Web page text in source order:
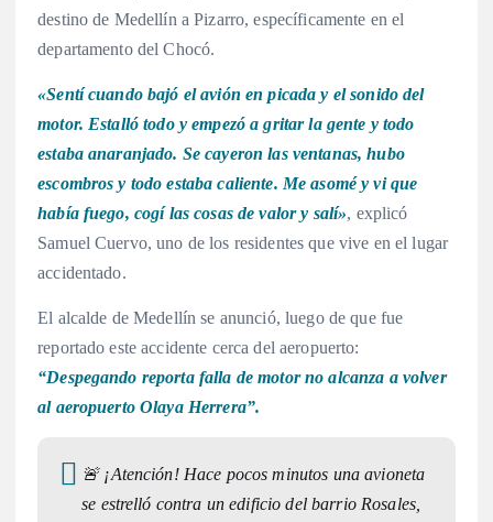
destino de Medellín a Pizarro, específicamente en el
departamento del Chocó.
«Sentí cuando bajó el avión en picada y el sonido del
motor. Estalló todo y empezó a gritar la gente y todo
estaba anaranjado. Se cayeron las ventanas, hubo
escombros y todo estaba caliente. Me asomé y vi que
había fuego, cogí las cosas de valor y salí», explicó
Samuel Cuervo, uno de los residentes que vive en el lugar
accidentado.
El alcalde de Medellín se anunció, luego de que fue
reportado este accidente cerca del aeropuerto:
“Despegando reporta falla de motor no alcanza a volver
al aeropuerto Olaya Herrera”.
🚨 ¡Atención! Hace pocos minutos una avioneta
se estrelló contra un edificio del barrio Rosales,